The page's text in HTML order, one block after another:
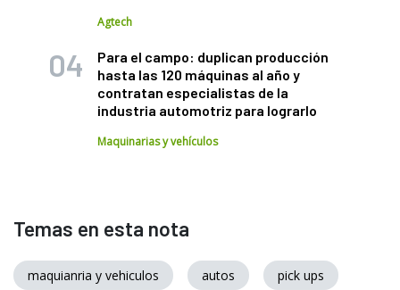
Agtech
Para el campo: duplican producción
hasta las 120 máquinas al año y
contratan especialistas de la
industria automotriz para lograrlo
Maquinarias y vehículos
Temas en esta nota
maquianria y vehiculos autos pick ups